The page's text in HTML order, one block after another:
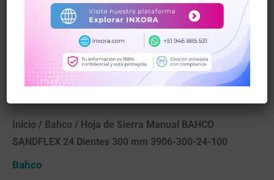
Inicio / Bahco / Hoja de Sierra Manual BAHCO
SANDFLEX 24 Dientes 300 mm 3906-300-24-100
Bahco
cantidad